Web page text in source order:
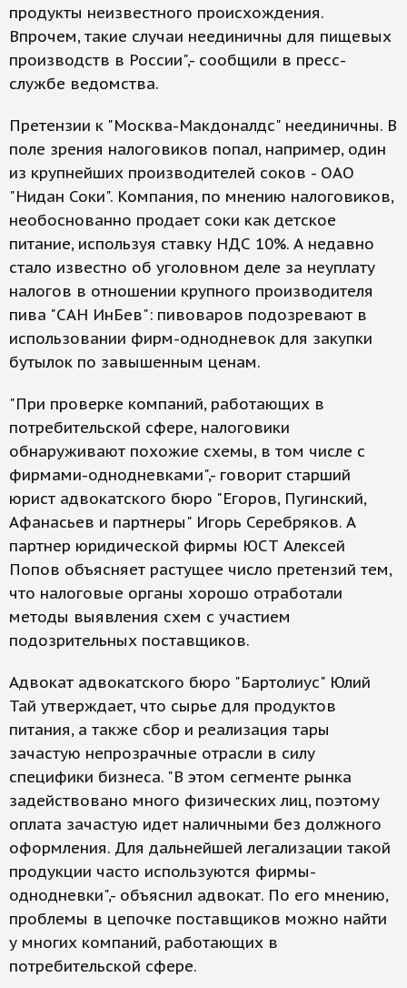
продукты неизвестного происхождения.
Впрочем, такие случаи неединичны для пищевых
производств в России",- сообщили в пресс-
службе ведомства.
Претензии к "Москва-Макдоналдс" неединичны. В
поле зрения налоговиков попал, например, один
из крупнейших производителей соков - ОАО
"Нидан Соки". Компания, по мнению налоговиков,
необоснованно продает соки как детское
питание, используя ставку НДС 10%. А недавно
стало известно об уголовном деле за неуплату
налогов в отношении крупного производителя
пива "САН ИнБев": пивоваров подозревают в
использовании фирм-однодневок для закупки
бутылок по завышенным ценам.
"При проверке компаний, работающих в
потребительской сфере, налоговики
обнаруживают похожие схемы, в том числе с
фирмами-однодневками",- говорит старший
юрист адвокатского бюро "Егоров, Пугинский,
Афанасьев и партнеры" Игорь Серебряков. А
партнер юридической фирмы ЮСТ Алексей
Попов объясняет растущее число претензий тем,
что налоговые органы хорошо отработали
методы выявления схем с участием
подозрительных поставщиков.
Адвокат адвокатского бюро "Бартолиус" Юлий
Тай утверждает, что сырье для продуктов
питания, а также сбор и реализация тары
зачастую непрозрачные отрасли в силу
специфики бизнеса. "В этом сегменте рынка
задействовано много физических лиц, поэтому
оплата зачастую идет наличными без должного
оформления. Для дальнейшей легализации такой
продукции часто используются фирмы-
однодневки",- объяснил адвокат. По его мнению,
проблемы в цепочке поставщиков можно найти
у многих компаний, работающих в
потребительской сфере.